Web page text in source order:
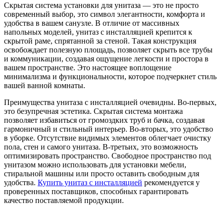
Скрытая система установки для унитаза — это не просто
современный выбор, это символ элегантности, комфорта и
удобства в вашем санузле. В отличие от массивных
напольных моделей, унитаз с инсталляцией крепится к
скрытой раме, спрятанной за стеной. Такая конструкция
освобождает полезную площадь, позволяет скрыть все трубы
и коммуникации, создавая ощущение легкости и простора в
вашем пространстве. Это настоящее воплощение
минимализма и функциональности, которое подчеркнет стиль
вашей ванной комнаты.
Преимущества унитаза с инсталляцией очевидны. Во-первых,
это безупречная эстетика. Скрытая система монтажа
позволяет избавиться от громоздких труб и бачка, создавая
гармоничный и стильный интерьер. Во-вторых, это удобство
в уборке. Отсутствие видимых элементов облегчает очистку
пола, стен и самого унитаза. В-третьих, это возможность
оптимизировать пространство. Свободное пространство под
унитазом можно использовать для установки мебели,
стиральной машины или просто оставить свободным для
удобства. Купить унитаз с инсталляцией рекомендуется у
проверенных поставщиков, способных гарантировать
качество поставляемой продукции.